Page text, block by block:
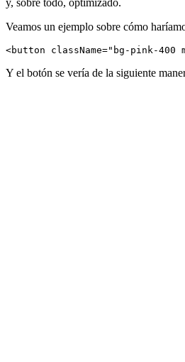
Veamos un ejemplo sobre cómo
Y el botón se vería de la siguiente